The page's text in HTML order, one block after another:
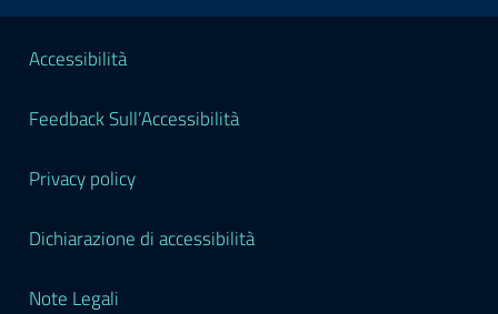
Sezione Legale
Accessibilità
Feedback Sull’Accessibilità
Privacy policy
Dichiarazione di accessibilità
Note Legali